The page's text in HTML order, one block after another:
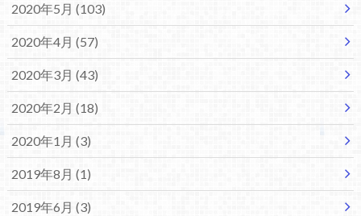
2020年5月 (103)
2020年4月 (57)
2020年3月 (43)
2020年2月 (18)
2020年1月 (3)
2019年8月 (1)
2019年6月 (3)